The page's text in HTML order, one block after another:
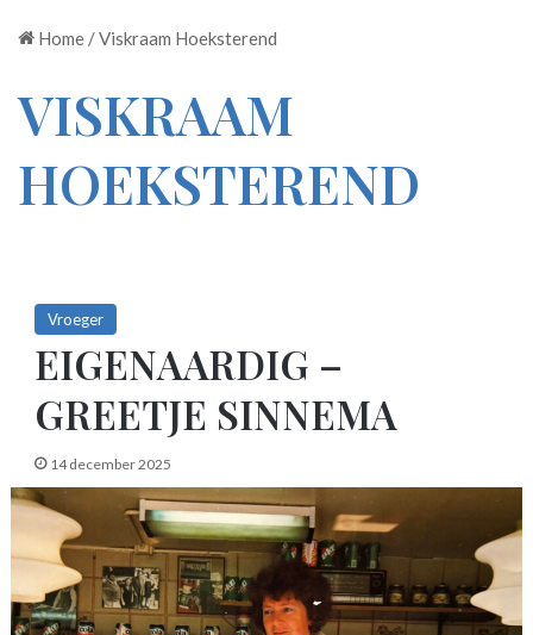
Home /Viskraam Hoeksterend
VISKRAAM
HOEKSTEREND
Vroeger
EIGENAARDIG –
GREETJE SINNEMA
14 december 2025